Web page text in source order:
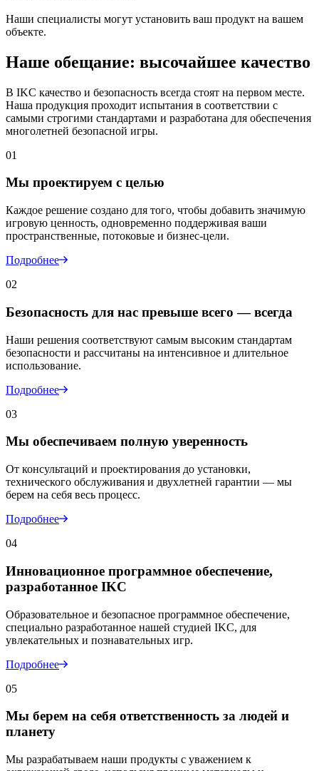
Наши специалисты могут установить ваш продукт на вашем
объекте.
Наше обещание: высочайшее качество
В IKC качество и безопасность всегда стоят на первом месте.
Наша продукция проходит испытания в соответствии с
самыми строгими стандартами и разработана для обеспечения
многолетней безопасной игры.
01
Мы проектируем с целью
Каждое решение создано для того, чтобы добавить значимую
игровую ценность, одновременно поддерживая ваши
пространственные, потоковые и бизнес-цели.
Подробнее
02
Безопасность для нас превыше всего — всегда
Наши решения соответствуют самым высоким стандартам
безопасности и рассчитаны на интенсивное и длительное
использование.
Подробнее
03
Мы обеспечиваем полную уверенность
От консультаций и проектирования до установки,
технического обслуживания и двухлетней гарантии — мы
берем на себя весь процесс.
Подробнее
04
Инновационное программное обеспечение,
разработанное IKC
Образовательное и безопасное программное обеспечение,
специально разработанное нашей студией IKC, для
увлекательных и познавательных игр.
Подробнее
05
Мы берем на себя ответственность за людей и
планету
Мы разрабатываем наши продукты с уважением к